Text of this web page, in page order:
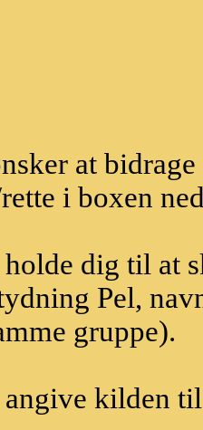
at
i boxen
holde dig til at
Pel,
gruppe).
angive kilden